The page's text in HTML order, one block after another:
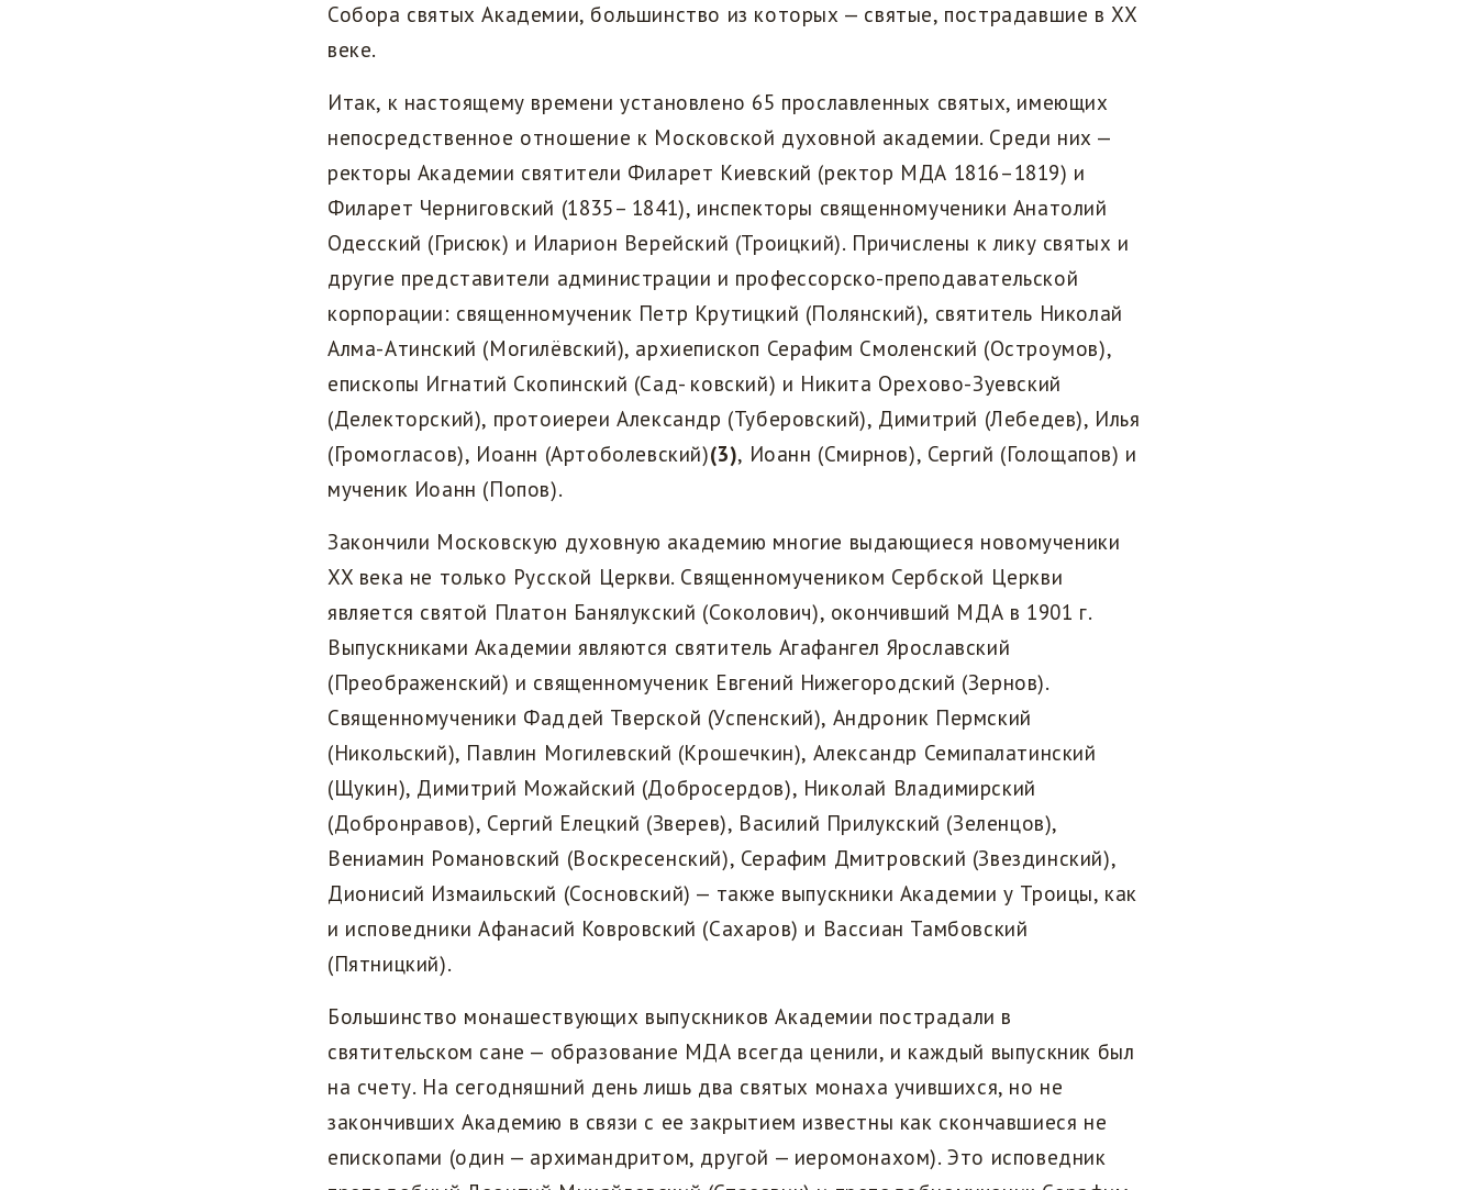
Собора святых Академии, большинство из которых — святые, пострадавшие в XX
веке.
Итак, к настоящему времени установлено 65 прославленных святых, имеющих
непосредственное отношение к Московской духовной академии. Среди них —
ректоры Академии святители Филарет Киевский (ректор МДА 1816–1819) и
Филарет Черниговский (1835– 1841), инспекторы священномученики Анатолий
Одесский (Грисюк) и Иларион Верейский (Троицкий). Причислены к лику святых и
другие представители администрации и профессорско-преподавательской
корпорации: священномученик Петр Крутицкий (Полянский), святитель Николай
Алма-Атинский (Могилёвский), архиепископ Серафим Смоленский (Остроумов),
епископы Игнатий Скопинский (Сад- ковский) и Никита Орехово-Зуевский
(Делекторский), протоиереи Александр (Туберовский), Димитрий (Лебедев), Илья
(Громогласов), Иоанн (Артоболевский)(3), Иоанн (Смирнов), Сергий (Голощапов) и
мученик Иоанн (Попов).
Закончили Московскую духовную академию многие выдающиеся новомученики
XX века не только Русской Церкви. Священномучеником Сербской Церкви
является святой Платон Банялукский (Соколович), окончивший МДА в 1901 г.
Выпускниками Академии являются святитель Агафангел Ярославский
(Преображенский) и священномученик Евгений Нижегородский (Зернов).
Священномученики Фаддей Тверской (Успенский), Андроник Пермский
(Никольский), Павлин Могилевский (Крошечкин), Александр Семипалатинский
(Щукин), Димитрий Можайский (Добросердов), Николай Владимирский
(Добронравов), Сергий Елецкий (Зверев), Василий Прилукский (Зеленцов),
Вениамин Романовский (Воскресенский), Серафим Дмитровский (Звездинский),
Дионисий Измаильский (Сосновский) — также выпускники Академии у Троицы, как
и исповедники Афанасий Ковровский (Сахаров) и Вассиан Тамбовский
(Пятницкий).
Большинство монашествующих выпускников Академии пострадали в
святительском сане — образование МДА всегда ценили, и каждый выпускник был
на счету. На сегодняшний день лишь два святых монаха учившихся, но не
закончивших Академию в связи с ее закрытием известны как скончавшиеся не
епископами (один — архимандритом, другой — иеромонахом). Это исповедник